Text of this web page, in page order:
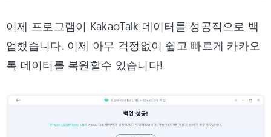
이제 프로그램이 KakaoTalk 데이터를 성공적으로 백
업했습니다. 이제 아무 걱정없이 쉽고 빠르게 카카오
톡 데이터를 복원할수 있습니다!